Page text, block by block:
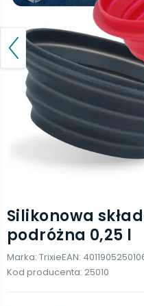
Silikonowa
podróżna 0,25 l
Marka: TrixieEAN:
Kod producenta: 25010